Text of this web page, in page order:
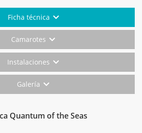
Ficha técnica
Camarotes
Instalaciones
Galería
Quantum of the Seas